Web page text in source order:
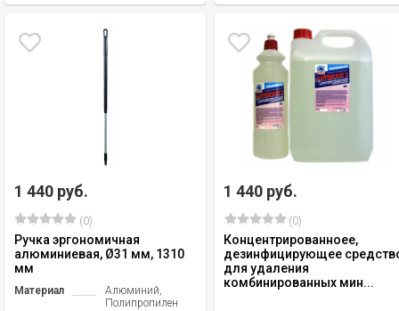
1 440 руб.
(0)
Ручка эргономичная
алюминиевая, Ø31 мм, 1310
мм
Материал
Алюминий,
Полипропилен
1 440 руб.
(0)
Концентрированноее,
дезинфицирующее
для удаления
комбинированных мин...